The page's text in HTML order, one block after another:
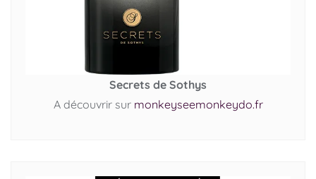
Secrets de Sothys
A découvrir sur monkeyseemonkeydo.fr